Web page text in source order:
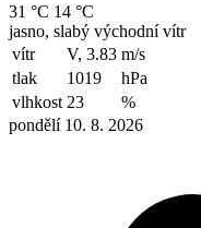
31 °C 14 °C
jasno, slabý východní vítr
vítr
V, 3.83 m/s
tlak
1019
hPa
vlhkost 23
%
pondělí 10. 8. 2026